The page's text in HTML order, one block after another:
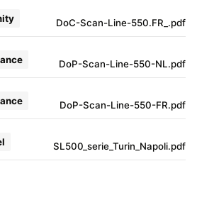
DoC-Scan-Line-550.FR_.pdf
DoP-Scan-Line-550-NL.pdf
DoP-Scan-Line-550-FR.pdf
SL500_serie_Turin_Napoli.pdf